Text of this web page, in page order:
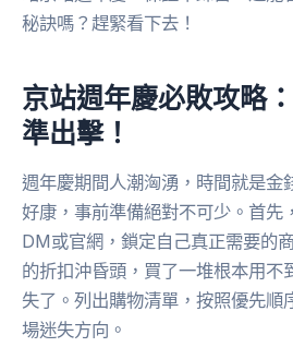
秘訣嗎？趕緊看下去！
京站週年慶必敗攻略
準出擊！
週年慶期間人潮洶湧，時間就是金
好康，事前準備絕對不可少。首先
DM或官網，鎖定自己真正需要的
的折扣沖昏頭，買了一堆根本用不
失了。列出購物清單，按照優先順
場迷失方向。